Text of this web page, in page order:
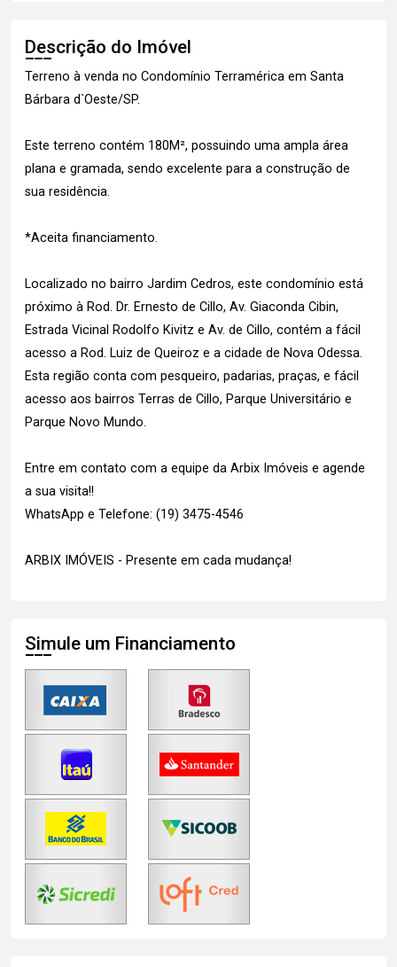
Descrição do Imóvel
Terreno à venda no Condomínio Terramérica em Santa
Bárbara d`Oeste/SP.
Este terreno contém 180M², possuindo uma ampla área
plana e gramada, sendo excelente para a construção de
sua residência.
*Aceita financiamento.
Localizado no bairro Jardim Cedros, este condomínio está
próximo à Rod. Dr. Ernesto de Cillo, Av. Giaconda Cibin,
Estrada Vicinal Rodolfo Kivitz e Av. de Cillo, contém a fácil
acesso a Rod. Luiz de Queiroz e a cidade de Nova Odessa.
Esta região conta com pesqueiro, padarias, praças, e fácil
acesso aos bairros Terras de Cillo, Parque Universitário e
Parque Novo Mundo.
Entre em contato com a equipe da Arbix Imóveis e agende
a sua visita!!
WhatsApp e Telefone: (19) 3475-4546
ARBIX IMÓVEIS - Presente em cada mudança!
Simule um Financiamento